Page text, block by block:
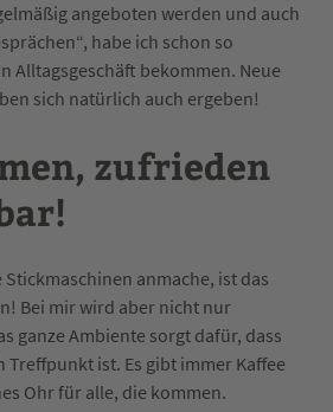
angeboten werden und auch
habe ich schon so
Alltagsgeschäft bekommen. Neue
sich natürlich auch ergeben!
zufrieden
anmache, ist das
Bei mir wird aber nicht nur
ganze Ambiente sorgt dafür, dass
Treffpunkt ist. Es gibt immer Kaffee
Ohr für alle, die kommen.